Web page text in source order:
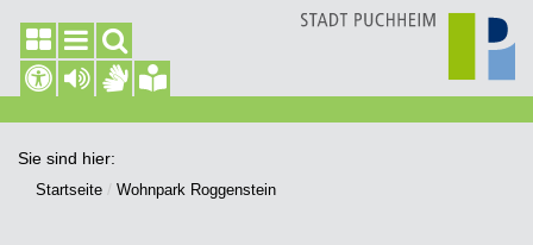
Sie sind hier:
Startseite Wohnpark Roggenstein